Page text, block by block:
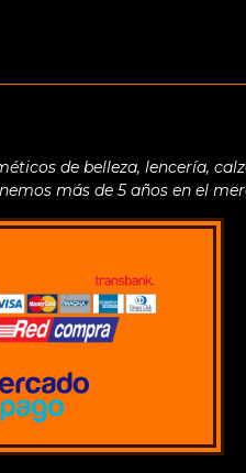
de belleza, lencería,
más de 5 años en el